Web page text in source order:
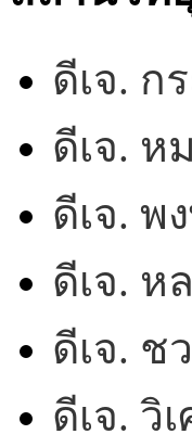
ดีเจ. ก
ดีเจ. ห
ดีเจ.
ดีเจ. ห
ดีเจ. ช
ดีเจ. วิ